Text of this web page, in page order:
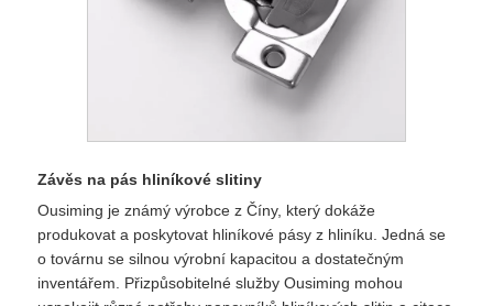
Závěs na pás hliníkové slitiny
Ousiming je známý výrobce z Číny, který dokáže
produkovat a poskytovat hliníkové pásy z hliníku. Jedná se
o továrnu se silnou výrobní kapacitou a dostatečným
inventářem. Přizpůsobitelné služby Ousiming mohou